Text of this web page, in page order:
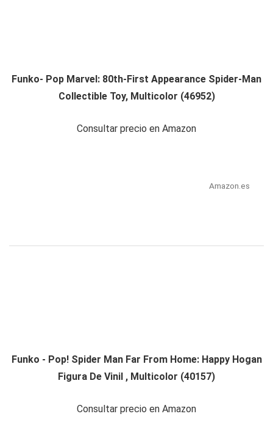
Funko- Pop Marvel: 80th-First Appearance Spider-Man
Collectible Toy, Multicolor (46952)
Consultar precio en Amazon
Amazon.es
Funko - Pop! Spider Man Far From Home: Happy Hogan
Figura De Vinil , Multicolor (40157)
Consultar precio en Amazon